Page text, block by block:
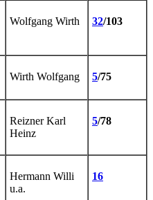
Wolfgang Wirth 32/103
Wirth Wolfgang 5/75
Reizner Karl
Heinz
5/78
Hermann Willi
u.a.
16